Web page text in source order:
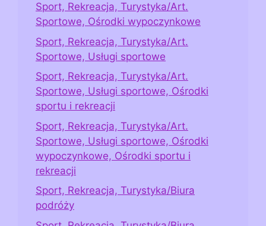
Sport, Rekreacja, Turystyka/Art.
Sportowe, Ośrodki wypoczynkowe
Sport, Rekreacja, Turystyka/Art.
Sportowe, Usługi sportowe
Sport, Rekreacja, Turystyka/Art.
Sportowe, Usługi sportowe, Ośrodki
sportu i rekreacji
Sport, Rekreacja, Turystyka/Art.
Sportowe, Usługi sportowe, Ośrodki
wypoczynkowe, Ośrodki sportu i
rekreacji
Sport, Rekreacja, Turystyka/Biura
podróży